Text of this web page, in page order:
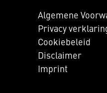
Algemene
Privacy
Cookiebeleid
Disclaimer
Imprint